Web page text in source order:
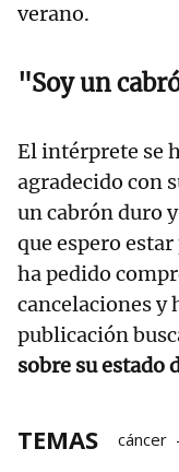
verano.
"Soy un
El intérprete se
agradecido con
un cabrón duro
que espero
ha pedido
cancelaciones y
publicación
sobre su estado
TEMAS cáncer